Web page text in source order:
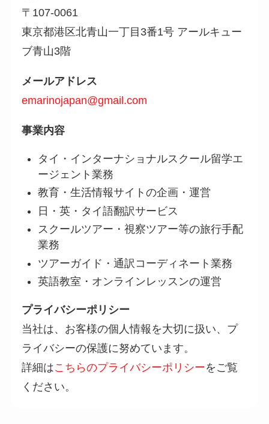
〒107-0061
東京都港区北青山一丁目3番1号 アールキュー
ブ青山3階
メールアドレス
emarinojapan@gmail.com
事業内容
タイ・インターナショナルスクール留学エ
ージェント業務
教育・生活情報サイトの企画・運営
日・英・タイ語翻訳サービス
スクールツアー・視察ツアー等の旅行手配
業務
ツアーガイド・通訳コーディネート業務
英語教室・オンラインレッスンの運営
プライバシーポリシー
当社は、お客様の個人情報を大切に扱い、プ
ライバシーの保護に努めています。
詳細はこちらのプライバシーポリシーをご覧
ください。